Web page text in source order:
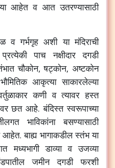
आहेत व आत उतरण्यासाठी
व गर्भगृह अशी या मंदिराची
पाच नक्षीदार दगडी
चौकोन, षट्कोन, अष्टकोन
आकृत्या साकारलेल्या
कणी व त्यावर हस्त
छत आहे. बंदिस्त स्वरूपाच्या
भाविकांना बसण्यासाठी
आहेत. बाह्य भागाकडील स्तंभ या
मध्यभागी डाव्या व उजव्या
जमीन दगडी फरशी